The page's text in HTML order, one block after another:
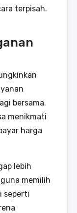
terpisah.
bersama.
menikmati
harga
lebih
memilih
seperti